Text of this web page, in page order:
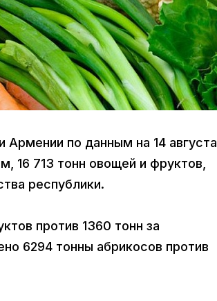
по данным на 14 августа
16 713 тонн овощей и фруктов,
республики.
против 1360 тонн за
6294 тонны абрикосов против